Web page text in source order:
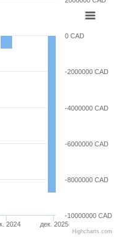
2024 дек. 2025
-10000000 CAD
-8000000 CAD
-6000000 CAD
-4000000 CAD
-2000000 CAD
0 CAD
Highcharts.com